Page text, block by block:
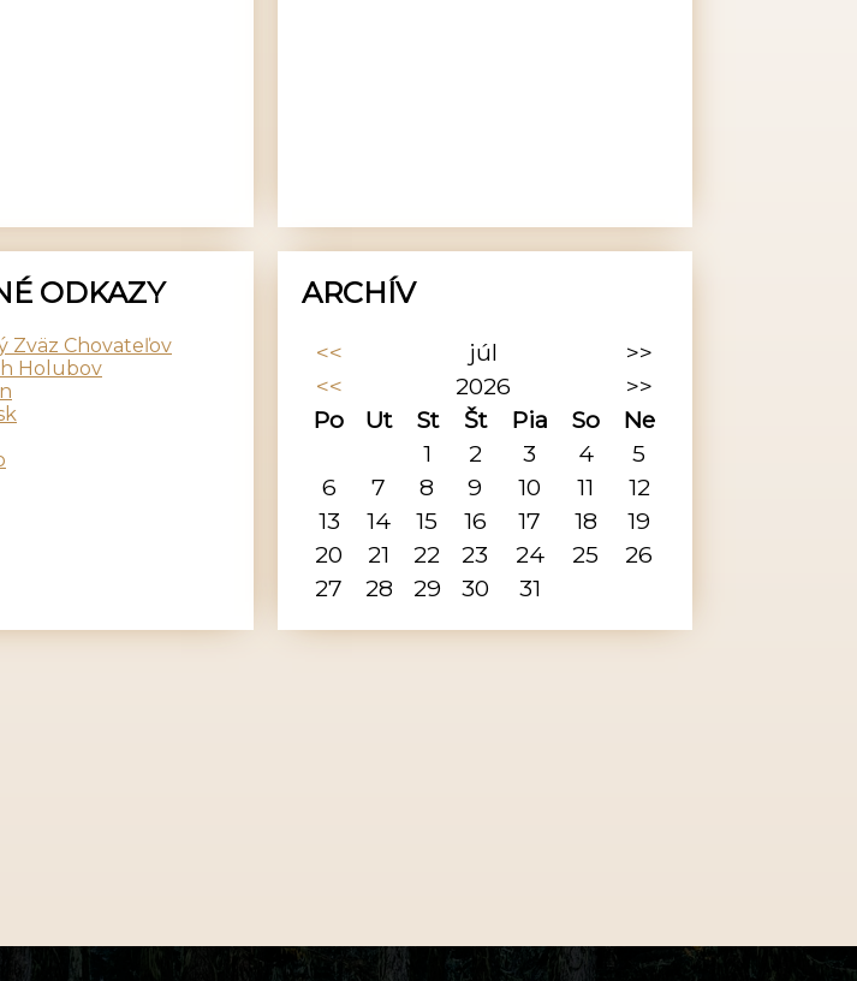
ODKAZY
Zväz Chovateľov
Holubov
ARCHÍV
<< júl
>>
<<
2026
>>
Po
Ut St Št Pia So
Ne
1
2 3 4
5
6
7 8 9 10 11
12
13
14 15 16 17 18
19
20
21 22 23 24 25
26
27
28 29 30 31